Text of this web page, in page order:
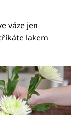
váze jen
lakem